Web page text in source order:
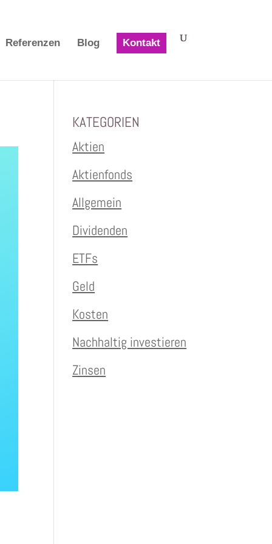
Referenzen Blog Kontakt
KATEGORIEN
Aktien
Aktienfonds
Allgemein
Dividenden
ETFs
Geld
Kosten
Nachhaltig investieren
Zinsen